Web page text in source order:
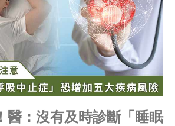
醫：沒有及時診斷「睡眠